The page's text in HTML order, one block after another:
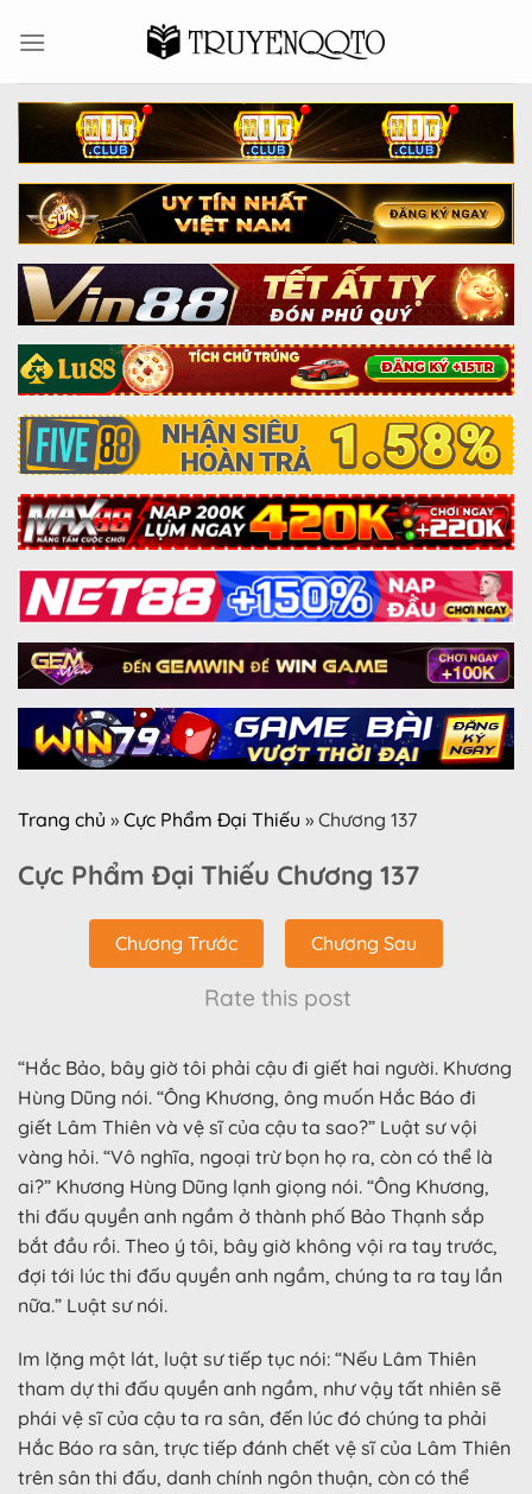
Trang chủ » Cực Phẩm Đại Thiếu » Chương 137
Cực Phẩm Đại Thiếu Chương 137
Chương Trước Chương Sau
Rate this post
“Hắc Bảo, bây giờ tôi phải cậu đi giết hai người. Khương
Hùng Dũng nói. “Ông Khương, ông muốn Hắc Báo đi
giết Lâm Thiên và vệ sĩ của cậu ta sao?” Luật sư vội
vàng hỏi. “Vô nghĩa, ngoại trừ bọn họ ra, còn có thể là
ai?” Khương Hùng Dũng lạnh giọng nói. “Ông Khương,
thi đấu quyền anh ngầm ở thành phố Bảo Thạnh sắp
bắt đầu rồi. Theo ý tôi, bây giờ không vội ra tay trước,
đợi tới lúc thi đấu quyền anh ngầm, chúng ta ra tay lần
nữa.” Luật sư nói.
Im lặng một lát, luật sư tiếp tục nói: “Nếu Lâm Thiên
tham dự thi đấu quyền anh ngầm, như vậy tất nhiên sẽ
phái vệ sĩ của cậu ta ra sân, đến lúc đó chúng ta phải
Hắc Báo ra sân, trực tiếp đánh chết vệ sĩ của Lâm Thiên
trên sân thi đấu, danh chính ngôn thuận, còn có thể